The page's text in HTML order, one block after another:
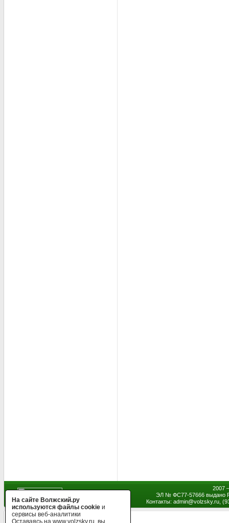
2007
ЭЛ № ФС77-57666 выдано
Контакты: admin@volzsky.ru,
На сайте Волжский.ру
используются файлы cookie и
сервисы веб-аналитики
Оставаясь на www.volzsky.ru, вы